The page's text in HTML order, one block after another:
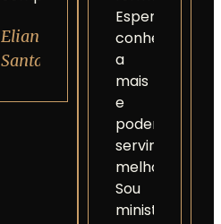
Eliani
Santana
Espero
conhecer
a
mais
e
poder
servir
melhor.
Sou
ministra